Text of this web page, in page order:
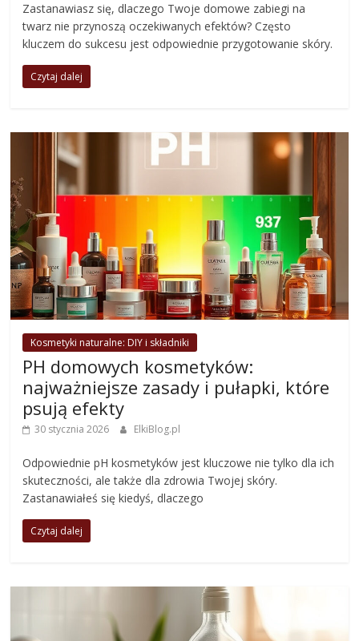
Zastanawiasz się, dlaczego Twoje domowe zabiegi na
twarz nie przynoszą oczekiwanych efektów? Często
kluczem do sukcesu jest odpowiednie przygotowanie skóry.
Czytaj dalej
Kosmetyki naturalne: DIY i składniki
PH domowych kosmetyków:
najważniejsze zasady i pułapki, które
psują efekty
30 stycznia 2026 ElkiBlog.pl
Odpowiednie pH kosmetyków jest kluczowe nie tylko dla ich
skuteczności, ale także dla zdrowia Twojej skóry.
Zastanawiałeś się kiedyś, dlaczego
Czytaj dalej